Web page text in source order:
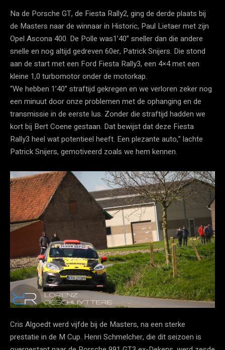
Na de Porsche GT, de Fiesta Rally2, ging de derde plaats bij
de Masters naar de winnaar in Historic, Paul Lietaer met zijn
Opel Ascona 400. De Polle was1’40” sneller dan die andere
snelle en nog altijd gedreven 60er, Patrick Snijers. Die stond
aan de start met een Ford Fiesta Rally3, een 4×4 met een
kleine 1,0 turbomotor onder de motorkap.
“We hebben 1’40” straftijd gekregen en we verloren zeker nog
een minuut door onze problemen met de ophanging en de
transmissie in de eerste lus. Zonder die straftijd hadden we
kort bij Bert Coene gestaan. Dat bewijst dat deze Fiesta
Rally3 heel wat potentieel heeft. Een plezante auto,” lachte
Patrick Snijers, gemotiveerd zoals we hem kennen.
Cris Algoedt werd vijfde bij de Masters, na een sterke
prestatie in de M Cup. Henri Schmelcher, die dit seizoen is